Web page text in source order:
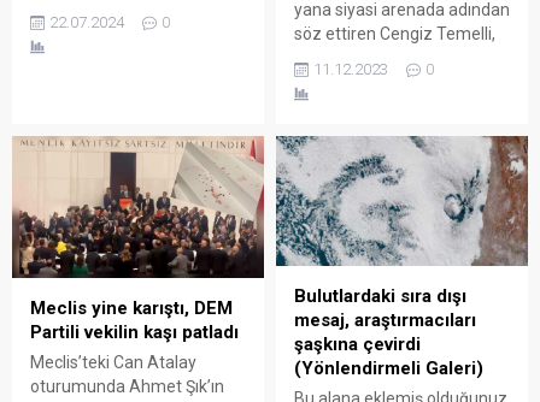
el koydu.
22.07.2024 0
yana siyasi arenada adından
söz ettiren Cengiz Temelli,
Derik’ten HEDEP’in aday
adayı oldu.
11.12.2023 0
Meclis yine karıştı, DEM
Partili vekilin kaşı patladı
Meclis’teki Can Atalay
oturumunda Ahmet Şık’ın
Bulutlardaki sıra dışı
mesaj, araştırmacıları
şaşkına çevirdi
(Yönlendirmeli Galeri)